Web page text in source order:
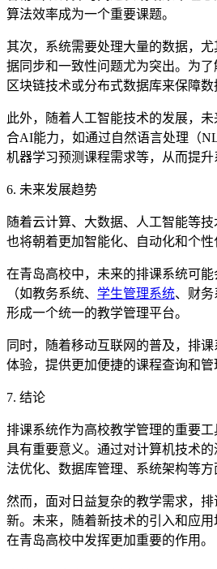
算法效率成为一个重要课题。
其次，系统需要处理大量的数据，
据同步和一致性问题尤为突出。为
区块链技术或分布式数据库来保障数
此外，随着人工智能技术的发展，
合AI能力，如通过自然语言处理（
机器学习预测课程需求等，从而提升
6. 未来发展趋势
随着云计算、大数据、人工智能等
也将朝着更加智能化、自动化和个性
在青岛高校中，未来的排课系统可
（如教务系统、 学生管理系统、财务
形成一个统一的教学管理平台。
同时，随着移动互联网的普及，排
体验，提供更加便捷的课程查询和管
7. 结论
排课系统作为高校教学管理的重要
具有重要意义。通过对计算机技术
法优化、数据库管理、系统架构等方
然而，面对日益复杂的教学需求，
新。未来，随着新技术的引入和应
在青岛高校中发挥更加重要的作用。